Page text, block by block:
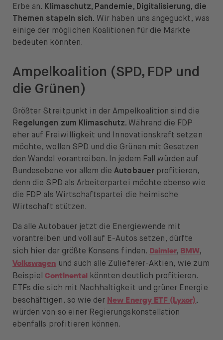
Aktien & ETFs
News & Insights
Sicherheit & Schutz
Über uns
Karriere
Presse
Hilfe
DE
Öffnen Sie das Sprachwechselmenü
Erbe an. Klimaschutz, Pandemie, Digitalisierung, die
Themen stapeln sich. Wir haben uns angeguckt, was
einige der möglichen Koalitionen für die Märkte
bedeuten könnten.
Ampelkoalition (SPD, FDP und
die Grünen)
Größter Streitpunkt in der Ampelkoalition sind die
Regelungen zum Klimaschutz. Während die FDP
eher auf Freiwilligkeit und Innovationskraft setzen
möchte, wollen SPD und die Grünen mit Gesetzen
den Wandel vorantreiben. In jedem Fall würden auf
Bundesebene vor allem dieAutobauerprofitieren,
denn die SPD als Arbeiterpartei möchte ebenso wie
die FDP als Wirtschaftspartei die heimische
Wirtschaft stützen.
Da alle Autobauer jetzt die Energiewende mit
vorantreiben und voll auf E-Autos setzen, dürfte
sich hier der größte Konsens finden. Daimler, BMW,
Volkswagen und auch alle Zulieferer-Aktien, wie zum
BeispielContinental könnten deutlich profitieren.
ETFs die sich mit Nachhaltigkeit und grüner Energie
beschäftigen, so wie der New Energy ETF (Lyxor),
würden von so einer Regierungskonstellation
ebenfalls profitieren können.